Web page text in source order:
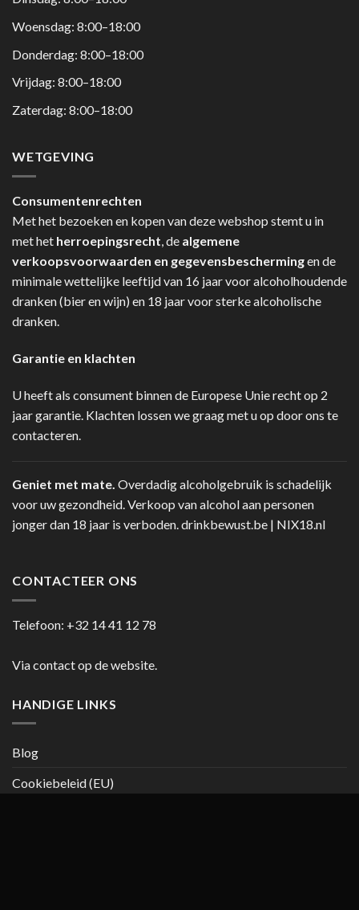
Woensdag: 8:00–18:00
Donderdag: 8:00–18:00
Vrijdag: 8:00–18:00
Zaterdag: 8:00–18:00
WETGEVING
Consumentenrechten
Met het bezoeken en kopen van deze webshop stemt u in
met het herroepingsrecht, de algemene
verkoopsvoorwaarden en gegevensbeschermingen de
minimale wettelijke leeftijd van 16 jaar voor alcoholhoudende
dranken (bier en wijn) en 18 jaar voor sterke alcoholische
dranken.
Garantie en klachten
U heeft als consument binnen de Europese Unie recht op 2
jaar garantie. Klachten lossen we graag met u op door ons te
contacteren.
Geniet met mate. Overdadig alcoholgebruik is schadelijk
voor uw gezondheid. Verkoop van alcohol aan personen
jonger dan 18 jaar is verboden.drinkbewust.be | NIX18.nl
CONTACTEER ONS
Telefoon: +32 14 41 12 78
Via contact op de website.
HANDIGE LINKS
Blog
Cookiebeleid (EU)